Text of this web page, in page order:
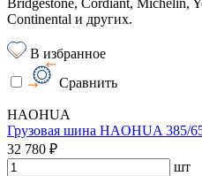
Continental и других.
В избранное
Сравнить
HAOHUA
Грузовая шина HAOHUA 385/
32 780 ₽
шт